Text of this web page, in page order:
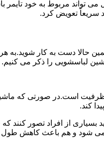
می تواند مربوط به ﺧﻮد
سریعاً ﺗﻌﻮﯾﺾ کرد.
حالا دست به کار شوید.به
ظرفیت است.در صورتی که
از افراد تصور کنند که
شود و هم باعث کاهش طول